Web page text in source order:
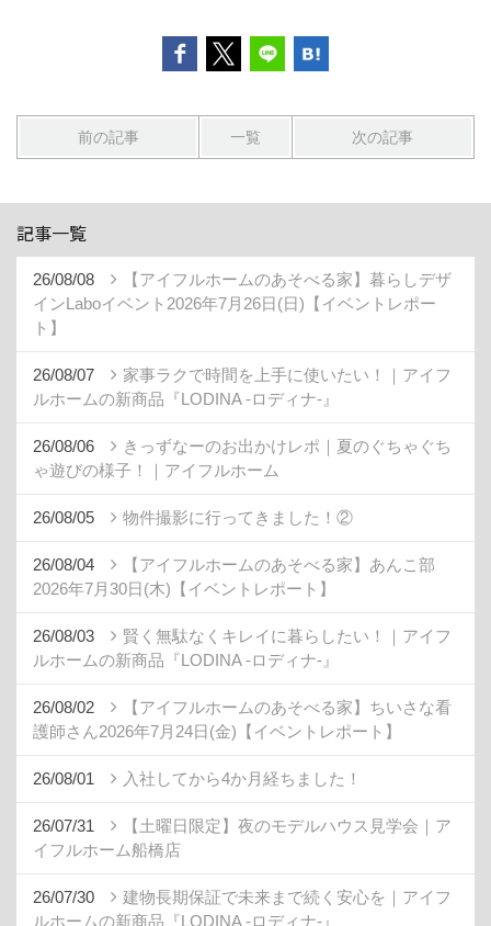
前の記事 一覧 次の記事
記事一覧
26/08/08
【アイフルホームのあそべる家】暮らしデザ
インLaboイベント2026年7月26日(日)【イベントレポー
ト】
26/08/07
家事ラクで時間を上手に使いたい！｜アイフ
ルホームの新商品『LODINA -ロディナ-』
26/08/06
きっずなーのお出かけレポ｜夏のぐちゃぐち
ゃ遊びの様子！｜アイフルホーム
26/08/05 物件撮影に行ってきました！②
26/08/04
【アイフルホームのあそべる家】あんこ部
2026年7月30日(木)【イベントレポート】
26/08/03
賢く無駄なくキレイに暮らしたい！｜アイフ
ルホームの新商品『LODINA -ロディナ-』
26/08/02
【アイフルホームのあそべる家】ちいさな看
護師さん2026年7月24日(金)【イベントレポート】
26/08/01 入社してから4か月経ちました！
26/07/31
【土曜日限定】夜のモデルハウス見学会｜ア
イフルホーム船橋店
26/07/30
建物長期保証で未来まで続く安心を｜アイフ
ルホームの新商品『LODINA -ロディナ-』